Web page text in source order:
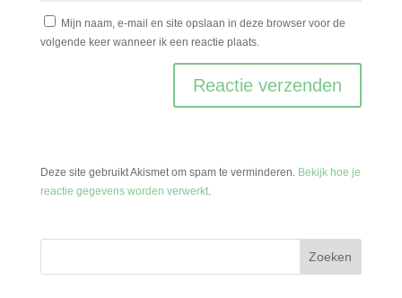
Mijn naam, e-mail en site opslaan in deze browser voor de
volgende keer wanneer ik een reactie plaats.
Deze site gebruikt Akismet om spam te verminderen. Bekijk hoe je
reactie gegevens worden verwerkt.